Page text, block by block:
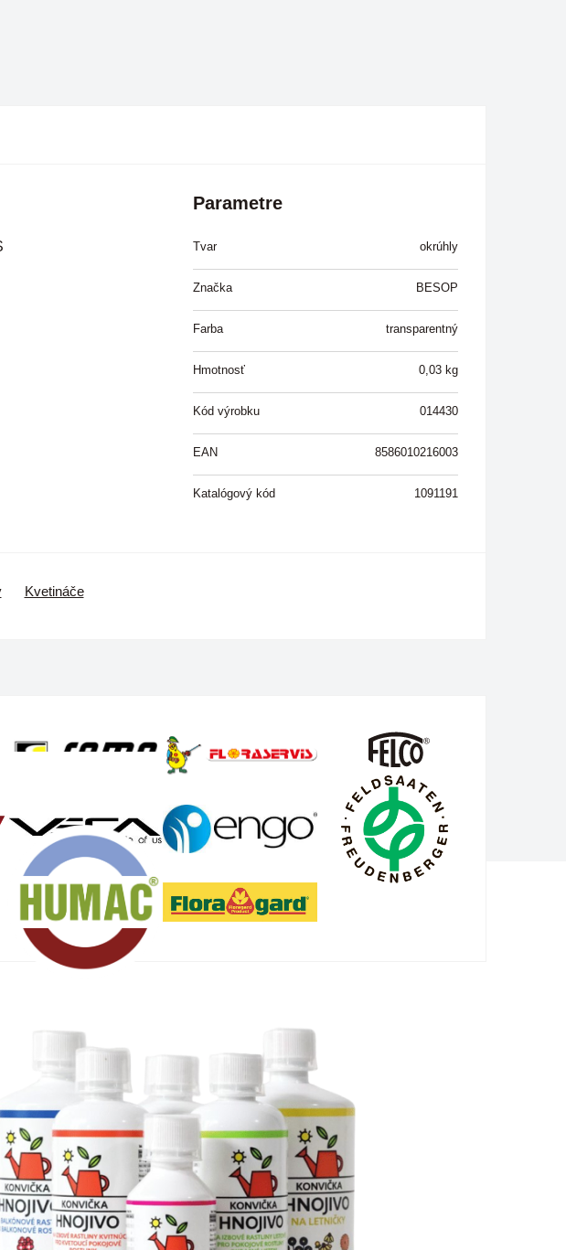
Parametre
Tvar okrúhly
Značka BESOP
Farba transparentný
Hmotnosť 0,03 kg
Kód výrobku 014430
EAN 8586010216003
Katalógový kód 1091191
Kvetináče